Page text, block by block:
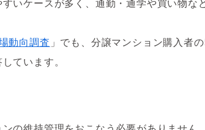
いケースが多く、通勤・通学や買い物な
動向調査 」でも、分譲マンション購入者
ています。